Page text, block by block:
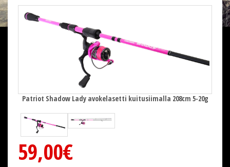
Patriot Shadow Lady avokelasetti kuitusiimalla 208cm 5-20g
59,00€